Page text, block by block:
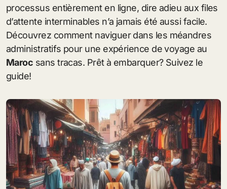
processus entièrement en ligne, dire adieu aux files
d’attente interminables n’a jamais été aussi facile.
Découvrez comment naviguer dans les méandres
administratifs pour une expérience de voyage au
Maroc sans tracas. Prêt à embarquer? Suivez le
guide!